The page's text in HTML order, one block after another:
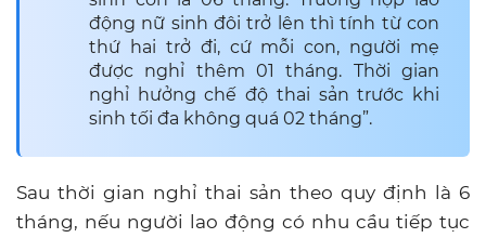
động nữ sinh đôi trở lên thì tính từ con
thứ hai trở đi, cứ mỗi con, người mẹ
được nghỉ thêm 01 tháng. Thời gian
nghỉ hưởng chế độ thai sản trước khi
sinh tối đa không quá 02 tháng”.
Sau thời gian nghỉ thai sản theo quy định là 6
tháng, nếu người lao động có nhu cầu tiếp tục